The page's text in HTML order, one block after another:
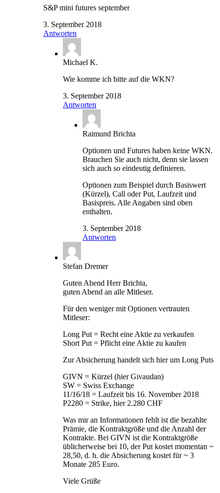
S&P mini futures september
3. September 2018
Antworten
Michael K.
Wie komme ich bitte auf die WKN?
3. September 2018
Antworten
Raimund Brichta
Optionen und Futures haben keine WKN.
Brauchen Sie auch nicht, denn sie lassen
sich auch so eindeutig definieren.
Optionen zum Beispiel durch Basiswert
(Kürzel), Call oder Put, Laufzeit und
Basispreis. Alle Angaben sind oben
enthalten.
3. September 2018
Antworten
Stefan Dremer
Guten Abend Herr Brichta,
guten Abend an alle Mitleser.
Für den weniger mit Optionen vertrauten
Mitleser:
Long Put = Recht eine Aktie zu verkaufen
Short Put = Pflicht eine Aktie zu kaufen
Zur Absicherung handelt sich hier um Long Puts
GIVN = Kürzel (hier Givaudan)
SW = Swiss Exchange
11/16/18 = Laufzeit bis 16. November 2018
P2280 = Strike, hier 2.280 CHF
Was mir an Informationen fehlt ist die bezahlte
Prämie, die Kontraktgröße und die Anzahl der
Kontrakte. Bei GIVN ist die Kontraktgröße
üblicherweise bei 10, der Put kostet momentan ~
28,50, d. h. die Absicherung kostet für ~ 3
Monate 285 Euro.
Viele Grüße